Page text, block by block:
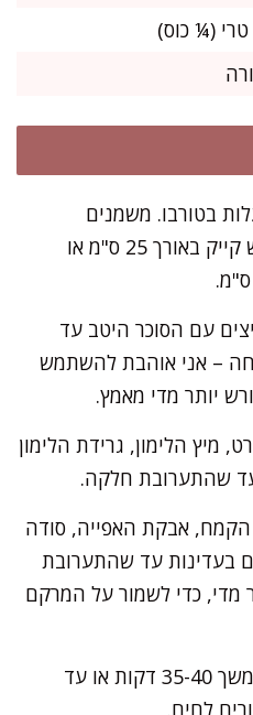
תנור ל-170 מעלות בטורבו. משמנים
ומקמחים תבנית אינגליש קייק באורך 25 ס"מ או
עם הסוכר היטב עד
– אני אוהבת להשתמש
יותר מדי מאמץ.
מיץ הלימון, גרידת הלימון
עד שהתערובת חלקה.
אבקת האפייה, סודה
בעדינות עד שהתערובת
מדי, כדי לשמור על המרקם
יוצקים לתבנית ואופים למשך 35-40 דקות או עד
לחים.